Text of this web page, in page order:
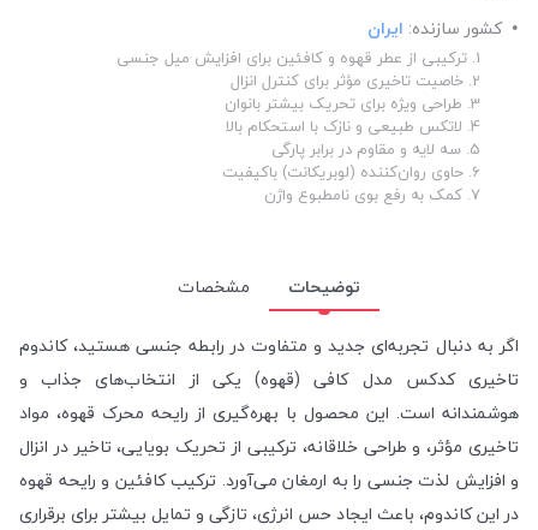
کشور سازنده: ایران
1. ترکیبی از عطر قهوه و کافئین برای افزایش میل جنسی
2. خاصیت تاخیری مؤثر برای کنترل انزال
3. طراحی ویژه برای تحریک بیشتر بانوان
4. لاتکس طبیعی و نازک با استحکام بالا
5. سه لایه و مقاوم در برابر پارگی
6. حاوی روان‌کننده (لوبریکانت) باکیفیت
7. کمک به رفع بوی نامطبوع واژن
توضیحات
مشخصات
اگر به دنبال تجربه‌ای جدید و متفاوت در رابطه جنسی هستید، کاندوم
تاخیری کدکس مدل کافی (قهوه) یکی از انتخاب‌های جذاب و
هوشمندانه است. این محصول با بهره‌گیری از رایحه محرک قهوه، مواد
تاخیری مؤثر، و طراحی خلاقانه، ترکیبی از تحریک بویایی، تاخیر در انزال
و افزایش لذت جنسی را به ارمغان می‌آورد. ترکیب کافئین و رایحه قهوه
در این کاندوم، باعث ایجاد حس انرژی، تازگی و تمایل بیشتر برای برقراری